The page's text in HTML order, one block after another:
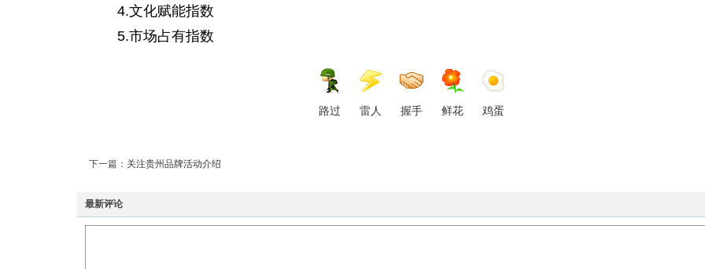
4.文化赋能指数
5.市场占有指数
路过 雷人 握手 鲜花 鸡蛋
下一篇： 关注贵州品牌活动介绍
最新评论